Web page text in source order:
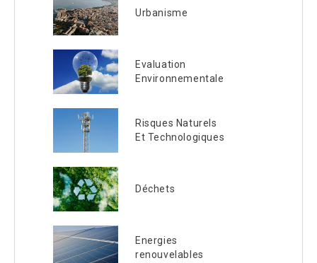
Urbanisme
Evaluation
Environnementale
Risques Naturels
Et Technologiques
Déchets
Energies
renouvelables